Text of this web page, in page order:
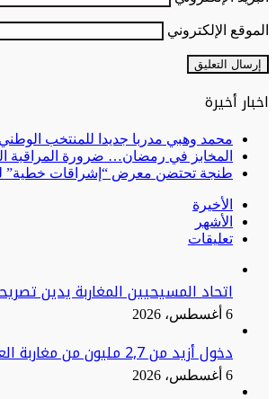
الموقع الإلكتروني
اخبار أخيرة
محمد وهبي مدربا جديدا للمنتخب الوطني
المخابز في رمضان… ضرورة المراقبة
طنجة تحتضن معرض “إشراقات خطية”
الأخيرة
الأشهر
تعليقات
اتحاد المسيحيين المغاربة يدين
6 أغسطس، 2026
دخول أزيد من 2,7 مليون من مغاربة العالم عبر نقط العبور منذ انطلاق عملية
6 أغسطس، 2026